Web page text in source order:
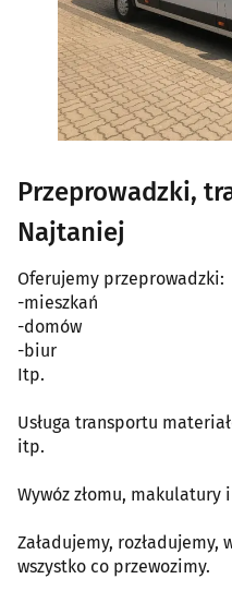
Przeprowadzki,
Najtaniej
Oferujemy przeprowadzki:
-mieszkań
-domów
-biur
Itp.
Usługa transportu
itp.
Wywóz złomu, makulatury
Załadujemy,
wszystko co przewozimy.